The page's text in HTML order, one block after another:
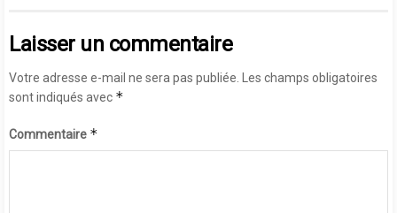
Laisser un commentaire
Votre adresse e-mail ne sera pas publiée. Les champs obligatoires
sont indiqués avec *
Commentaire *